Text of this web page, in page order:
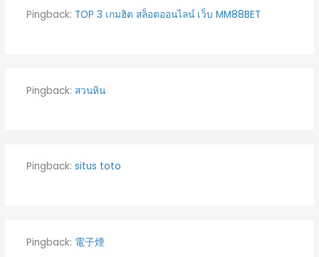
Pingback: TOP 3 เกมฮิต สล็อตออนไลน์ เว็บ MM88BET
Pingback: สวนหิน
Pingback: situs toto
Pingback: 電子煙